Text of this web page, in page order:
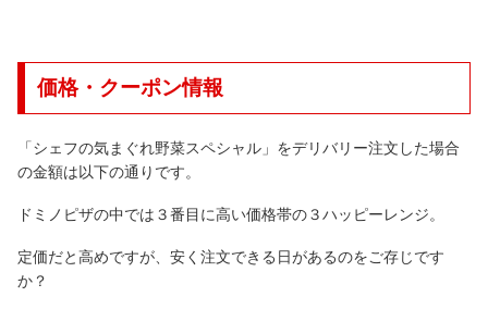
価格・クーポン情報
「シェフの気まぐれ野菜スペシャル」をデリバリー注文した場合
の金額は以下の通りです。
ドミノピザの中では３番目に高い価格帯の３ハッピーレンジ。
定価だと高めですが、安く注文できる日があるのをご存じです
か？